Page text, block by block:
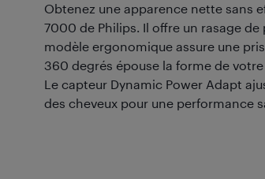
Obtenez une apparence nette sans
7000 de Philips. Il offre un rasage
modèle ergonomique assure une
360 degrés épouse la forme de
Le capteur Dynamic Power Adapt
des cheveux pour une performance